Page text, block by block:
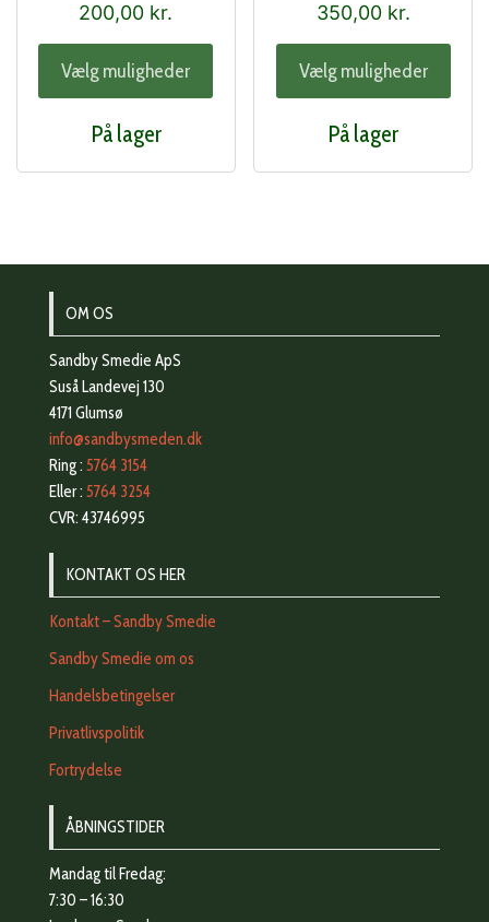
200,00 kr.
Vælg muligheder
Dette
varianter.
vælges
På lager
350,00 kr.
Vælg muligheder
På lager
OM OS
Sandby Smedie ApS
Suså Landevej 130
4171 Glumsø
info@sandbysmeden.dk
Ring : 5764 3154
Eller : 5764 3254
CVR: 43746995
KONTAKT OS HER
Kontakt – Sandby Smedie
Sandby Smedie om os
Handelsbetingelser
Privatlivspolitik
Fortrydelse
ÅBNINGSTIDER
Mandag til Fredag:
7:30 – 16:30